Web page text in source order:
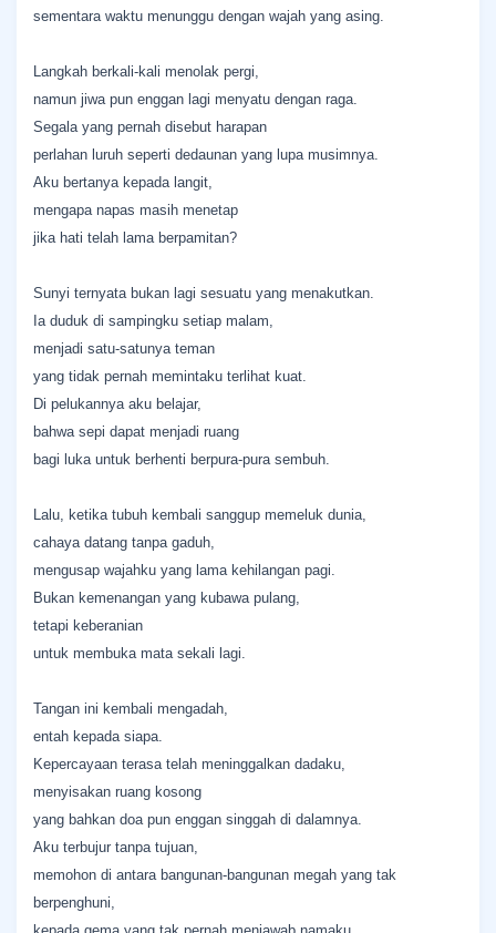
sementara waktu menunggu dengan wajah yang asing.
Langkah berkali-kali menolak pergi,
namun jiwa pun enggan lagi menyatu dengan raga.
Segala yang pernah disebut harapan
perlahan luruh seperti dedaunan yang lupa musimnya.
Aku bertanya kepada langit,
mengapa napas masih menetap
jika hati telah lama berpamitan?
Sunyi ternyata bukan lagi sesuatu yang menakutkan.
Ia duduk di sampingku setiap malam,
menjadi satu-satunya teman
yang tidak pernah memintaku terlihat kuat.
Di pelukannya aku belajar,
bahwa sepi dapat menjadi ruang
bagi luka untuk berhenti berpura-pura sembuh.
Lalu, ketika tubuh kembali sanggup memeluk dunia,
cahaya datang tanpa gaduh,
mengusap wajahku yang lama kehilangan pagi.
Bukan kemenangan yang kubawa pulang,
tetapi keberanian
untuk membuka mata sekali lagi.
Tangan ini kembali mengadah,
entah kepada siapa.
Kepercayaan terasa telah meninggalkan dadaku,
menyisakan ruang kosong
yang bahkan doa pun enggan singgah di dalamnya.
Aku terbujur tanpa tujuan,
memohon di antara bangunan-bangunan megah yang tak
berpenghuni,